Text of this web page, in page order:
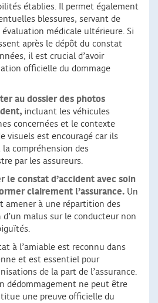
établies. Il permet également
blessures, servant de
médicale ultérieure. Si
après le dépôt du constat
il est crucial d’avoir
officielle du dommage
au dossier des photos
incluant les véhicules
concernées et le contexte
visuels est encouragé car ils
compréhension des
par les assureurs.
le constat d’accident avec soin
clairement l’assurance. Un
amener à une répartition des
malus sur le conducteur non
à l’amiable est reconnu dans
et est essentiel pour
de la part de l’assurance.
dédommagement ne peut être
une preuve officielle du